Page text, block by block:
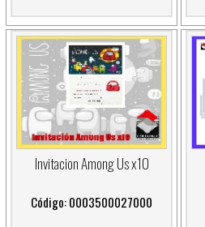
Invitacion Among Us x10
Código: 0003500027000